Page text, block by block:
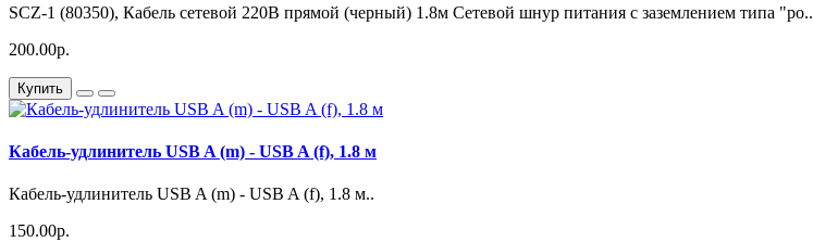
SCZ-1 (80350), Кабель сетевой 220В прямой (черный) 1.8м Сетевой шнур питания с заземлением типа "ро..
200.00р.
Купить
Кабель-удлинитель USB A (m) - USB A (f), 1.8 м
Кабель-удлинитель USB A (m) - USB A (f), 1.8 м..
150.00р.